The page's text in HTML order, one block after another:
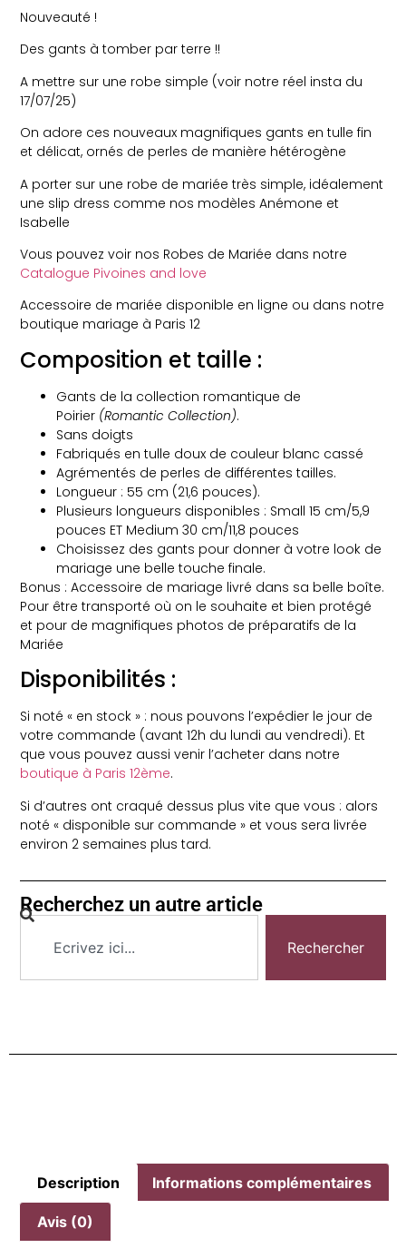
Nouveauté !
Des gants à tomber par terre !!
A mettre sur une robe simple (voir notre réel insta du
17/07/25)
On adore ces nouveaux magnifiques gants en tulle fin
et délicat, ornés de perles de manière hétérogène
A porter sur une robe de mariée très simple, idéalement
une slip dress comme nos modèles Anémone et
Isabelle
Vous pouvez voir nos Robes de Mariée dans notre
Catalogue Pivoines and love
Accessoire de mariée disponible en ligne ou dans notre
boutique mariage à Paris 12
Composition et taille :
Gants de la collection romantique de
Poirier (Romantic Collection).
Sans doigts
Fabriqués en tulle doux de couleur blanc cassé
Agrémentés de perles de différentes tailles.
Longueur : 55 cm (21,6 pouces).
Plusieurs longueurs disponibles : Small 15 cm/5,9
pouces ET Medium 30 cm/11,8 pouces
Choisissez des gants pour donner à votre look de
mariage une belle touche finale.
Bonus : Accessoire de mariage livré dans sa belle boîte.
Pour être transporté où on le souhaite et bien protégé
et pour de magnifiques photos de préparatifs de la
Mariée
Disponibilités :
Si noté « en stock » : nous pouvons l’expédier le jour de
votre commande (avant 12h du lundi au vendredi). Et
que vous pouvez aussi venir l’acheter dans notre
boutique à Paris 12ème.
Si d’autres ont craqué dessus plus vite que vous : alors
noté « disponible sur commande » et vous sera livrée
environ 2 semaines plus tard.
Recherchez un autre article
Rechercher
Description Informations complémentaires
Avis (0)